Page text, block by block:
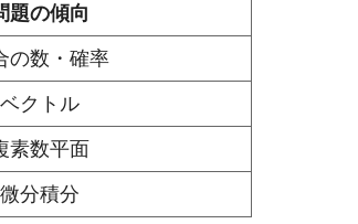
題の傾向
の数・確率
ベクトル
素数平面
微分積分